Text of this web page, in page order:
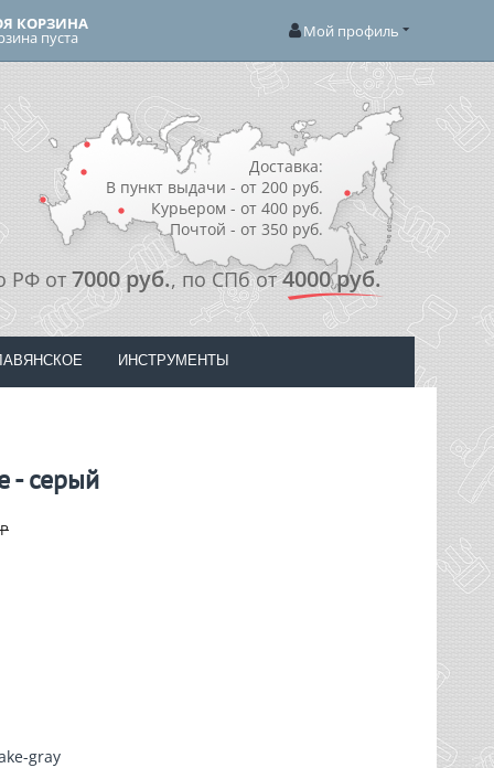
КОРЗИНА
пуста Мой профиль
Доставка:
В пункт выдачи - от 200 руб.
Курьером - от 400 руб.
Почтой - от 350 руб.
РФ от 7000 руб., по СПб от4000 руб.
ИНСТРУМЕНТЫ
- серый
Р
gray